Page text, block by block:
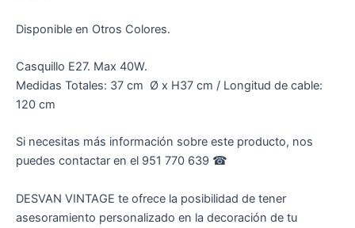
Disponible en Otros Colores.
Casquillo E27. Max 40W.
Medidas Totales: 37 cm Ø x H37 cm / Longitud de cable:
120 cm
Si necesitas más información sobre este producto, nos
puedes contactar en el 951 770 639 ☎︎
DESVAN VINTAGE te ofrece la posibilidad de tener
asesoramiento personalizado en la decoración de tu